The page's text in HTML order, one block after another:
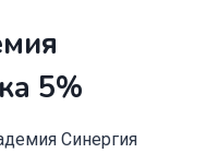
5%
Синергия